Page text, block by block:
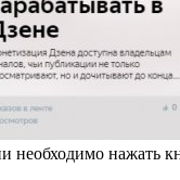
необходимо нажать